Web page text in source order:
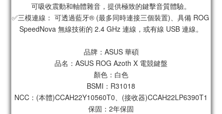
可吸收震動和軸體雜音，提供極致的鍵擊音質體驗。
✅三模連線： 可透過藍牙® (最多同時連接三個裝置)、具備 ROG
SpeedNova 無線技術的 2.4 GHz 連線，或有線 USB 連線。
品牌：ASUS 華碩
品名：ASUS ROG Azoth X 電競鍵盤
顏色：白色
BSMI：R31018
NCC：(本體)CCAH22Y10560T0、(接收器)CCAH22LP6390T1
保固：2年保固